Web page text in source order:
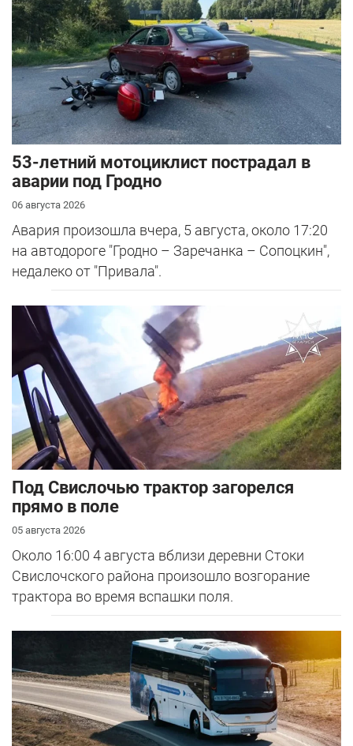
53-летний мотоциклист пострадал в
аварии под Гродно
06 августа 2026
Авария произошла вчера, 5 августа, около 17:20
на автодороге "Гродно – Заречанка – Сопоцкин",
недалеко от "Привала".
Под Свислочью трактор загорелся
прямо в поле
05 августа 2026
Около 16:00 4 августа вблизи деревни Стоки
Свислочского района произошло возгорание
трактора во время вспашки поля.